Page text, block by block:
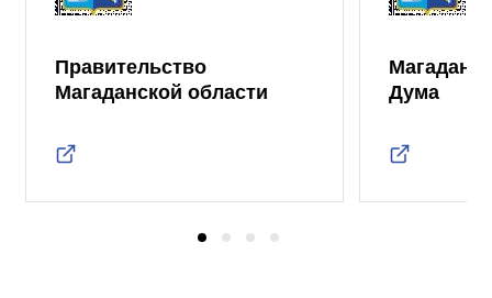
Правительство
Магаданской области
Дума